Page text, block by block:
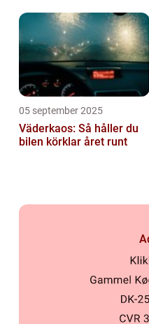
05 september 2025
Väderkaos: Så håller du
bilen körklar året runt